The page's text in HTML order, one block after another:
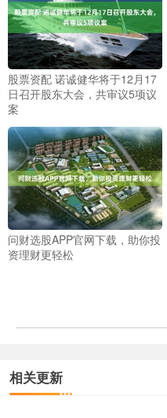
股票资配 诺诚健华将于12月17
日召开股东大会，共审议5项议
案
问财选股APP官网下载，助你投
资理财更轻松
相关更新